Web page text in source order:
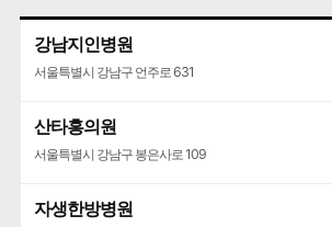
강남지인병원
서울특별시 강남구 언주로 631
산타홍의원
서울특별시 강남구 봉은사로 109
자생한방병원